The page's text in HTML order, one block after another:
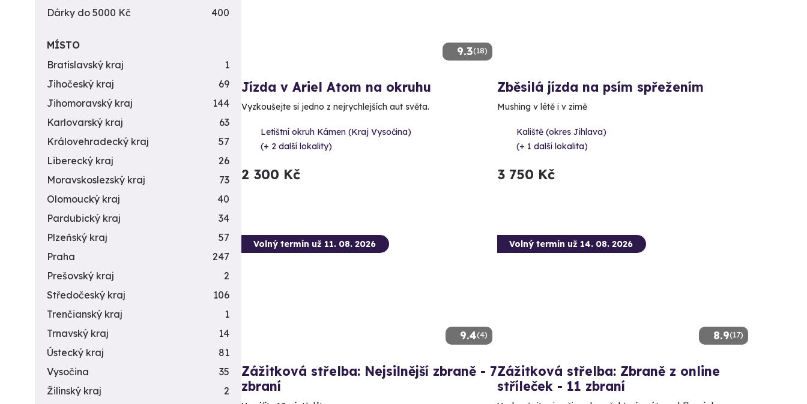
9.3(18)
Jízda v Ariel Atom na okruhu
Vyzkoušejte si jedno z nejrychlejších aut světa.
Letištní okruh Kámen (Kraj Vysočina)
(+ 2 další lokality)
2 300 Kč
Zběsilá jízda na psím spřežením
Mushing v létě i v zimě
Kaliště (okres Jihlava)
(+ 1 další lokalita)
3 750 Kč
9.4(4)
Volný termín už 11. 08. 2026
Zážitková střelba: Nejsilnější zbraně - 7
zbraní
8.9(17)
Volný termín už 14. 08. 2026
Zážitková střelba: Zbraně z online
stříleček - 11 zbraní
Dárky do 5000 Kč
400
MÍSTO
Bratislavský kraj
1
Jihočeský kraj
69
Jihomoravský kraj
144
Karlovarský kraj
63
Královehradecký kraj
57
Liberecký kraj
26
Moravskoslezský kraj
73
Olomoucký kraj
40
Pardubický kraj
34
Plzeňský kraj
57
Praha
247
Prešovský kraj
2
Středočeský kraj
106
Trenčianský kraj
1
Trnavský kraj
14
Ústecký kraj
81
Vysočina
35
Žilinský kraj
2